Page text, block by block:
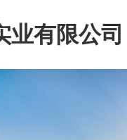
业有限公司